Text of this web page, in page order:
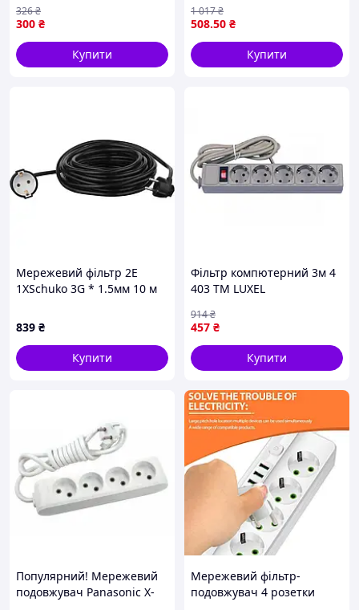
300 ₴
326₴
Купити
безпечного використання
в будинку
508.50 ₴
1 017₴
Купити
Мережевий фільтр 2E
1XSchuko 3G * 1.5мм 10 м
839 ₴
Купити
Фільтр компютерний 3м 4
403 ТМ LUXEL
457 ₴
914₴
Купити
Популярний! Мережевий
подовжувач Panasonic X-
Мережевий фільтр-
подовжувач 4 розетки